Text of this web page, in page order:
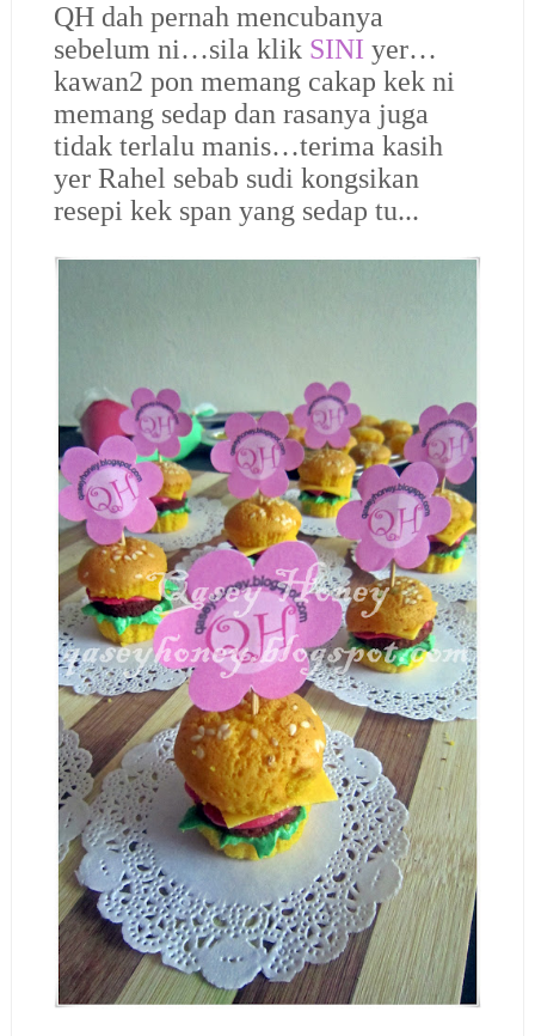
QH dah pernah mencubanya
sebelum ni…sila klik SINI yer…
kawan2 pon memang cakap kek ni
memang sedap dan rasanya juga
tidak terlalu manis…terima kasih
yer Rahel sebab sudi kongsikan
resepi kek span yang sedap tu...